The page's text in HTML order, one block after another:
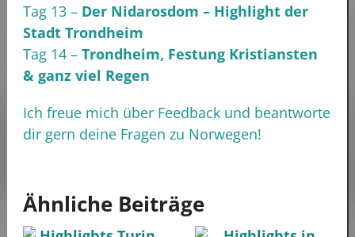
Tag 13 – Der Nidarosdom – Highlight der
Stadt Trondheim
Tag 14 – Trondheim, Festung Kristiansten
& ganz viel Regen
Ich freue mich über Feedback und beantworte
dir gern deine Fragen zu Norwegen!
Ähnliche Beiträge